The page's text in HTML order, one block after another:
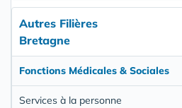
Autres Filières
Bretagne
Fonctions Médicales & Sociales
Services à la personne